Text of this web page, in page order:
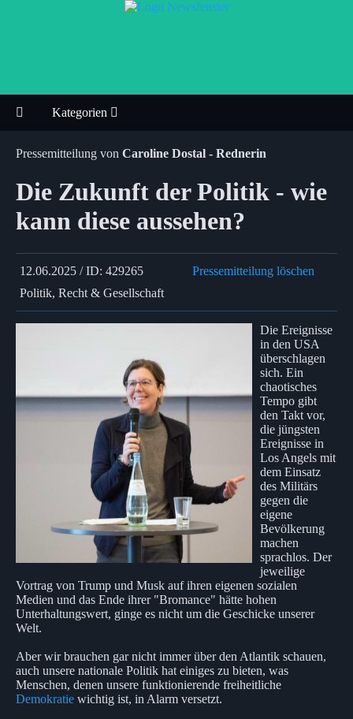
Kategorien
Pressemitteilung von Caroline Dostal - Rednerin
Die Zukunft der Politik - wie
kann diese aussehen?
12.06.2025 / ID: 429265
Pressemitteilung löschen
Politik, Recht & Gesellschaft
Die Ereignisse
in den USA
überschlagen
sich. Ein
chaotisches
Tempo gibt
den Takt vor,
die jüngsten
Ereignisse in
Los Angels mit
dem Einsatz
des Militärs
gegen die
eigene
Bevölkerung
machen
sprachlos. Der
jeweilige
Vortrag von Trump und Musk auf ihren eigenen sozialen
Medien und das Ende ihrer "Bromance" hätte hohen
Unterhaltungswert, ginge es nicht um die Geschicke unserer
Welt.
Aber wir brauchen gar nicht immer über den Atlantik schauen,
auch unsere nationale Politik hat einiges zu bieten, was
Menschen, denen unsere funktionierende freiheitliche
Demokratie wichtig ist, in Alarm versetzt.